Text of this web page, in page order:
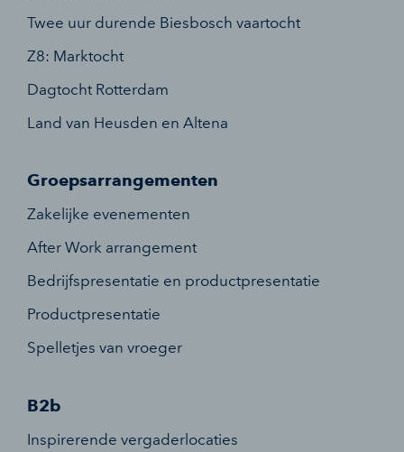
Twee uur durende Biesbosch vaartocht
Z8: Marktocht
Dagtocht Rotterdam
Land van Heusden en Altena
Groepsarrangementen
Zakelijke evenementen
After Work arrangement
Bedrijfspresentatie en productpresentatie
Productpresentatie
Spelletjes van vroeger
B2b
Inspirerende vergaderlocaties